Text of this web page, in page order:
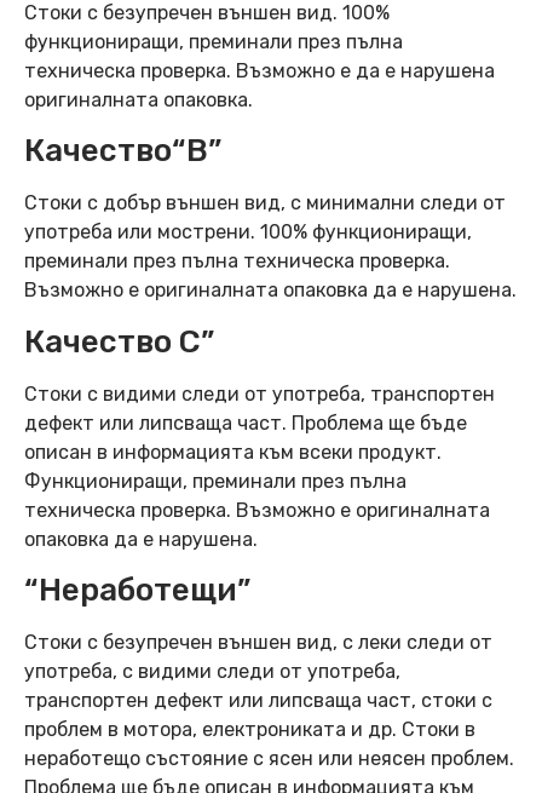
Стоки с безупречен външен вид. 100%
функциониращи, преминали през пълна
техническа проверка. Възможно е да е нарушена
оригиналната опаковка.
Качество“B”
Стоки с добър външен вид, с минимални следи от
употреба или мострени. 100% функциониращи,
преминали през пълна техническа проверка.
Възможно е оригиналната опаковка да е нарушена.
Качество C”
Стоки с видими следи от употреба, транспортен
дефект или липсваща част. Проблема ще бъде
описан в информацията към всеки продукт.
Функциониращи, преминали през пълна
техническа проверка. Възможно е оригиналната
опаковка да е нарушена.
“Неработещи”
Стоки с безупречен външен вид, с леки следи от
употреба, с видими следи от употреба,
транспортен дефект или липсваща част, стоки с
проблем в мотора, електрониката и др. Стоки в
неработещо състояние с ясен или неясен проблем.
Проблема ще бъде описан в информацията към